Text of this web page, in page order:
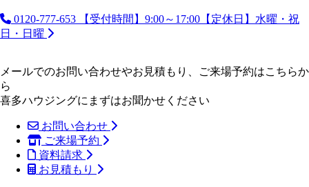
0120-777-653
【受付時間】9:00～17:00【定休日】水曜・祝
日・日曜
メールでのお問い合わせやお見積もり、ご来場予約はこちらか
ら
喜多ハウジングにまずはお聞かせください
お問い合わせ
ご来場予約
資料請求
お見積もり